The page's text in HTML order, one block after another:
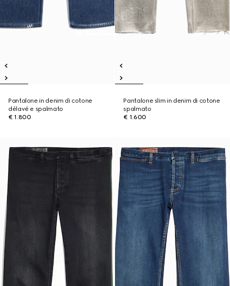
Pantalone in denim di cotone
délavé e spalmato
€ 1.800
Pantalone slim in denim di cotone
spalmato
€ 1.600